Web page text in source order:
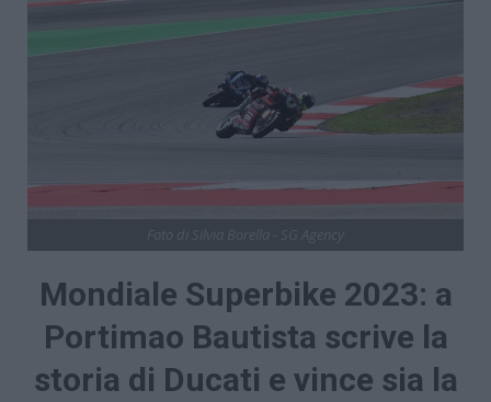
Mondiale Superbike 2023: a
Portimao Bautista scrive la
storia di Ducati e vince sia la